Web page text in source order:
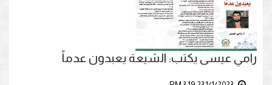
رامي عيسى يكتب: الشيعة يعبدون عدماً